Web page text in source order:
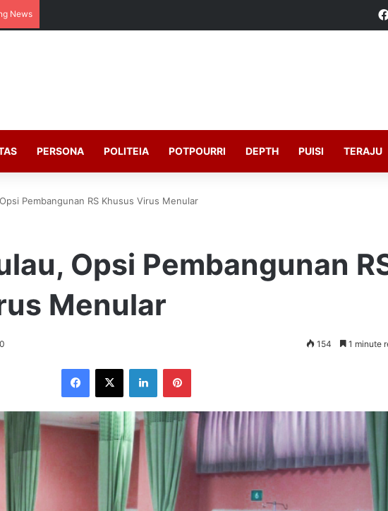
News
PERSONA POLITEIA POTPOURRI DEPTH PUISI TERAJU
Pembangunan RS Khusus Virus Menular
Opsi Pembangunan
Menular
154 1 minute
Facebook
X LinkedInPinterest